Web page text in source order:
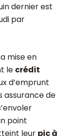
dernier est
par
mise en
le crédit
d’emprunt
assurance de
point
leur pic à